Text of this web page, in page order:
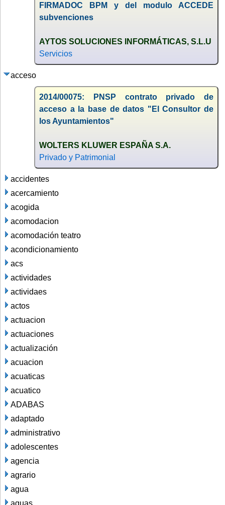
FIRMADOC BPM y del modulo ACCEDE
subvenciones
AYTOS SOLUCIONES INFORMÁTICAS, S.L.U
Servicios
acceso
2014/00075: PNSP contrato privado de
acceso a la base de datos "El Consultor de
los Ayuntamientos"
WOLTERS KLUWER ESPAÑA S.A.
Privado y Patrimonial
accidentes
acercamiento
acogida
acomodacion
acomodación teatro
acondicionamiento
acs
actividades
actividaes
actos
actuacion
actuaciones
actualización
acuacion
acuaticas
acuatico
ADABAS
adaptado
administrativo
adolescentes
agencia
agrario
agua
aguas